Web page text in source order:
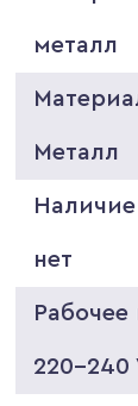
металл
Металл
нет
220-240